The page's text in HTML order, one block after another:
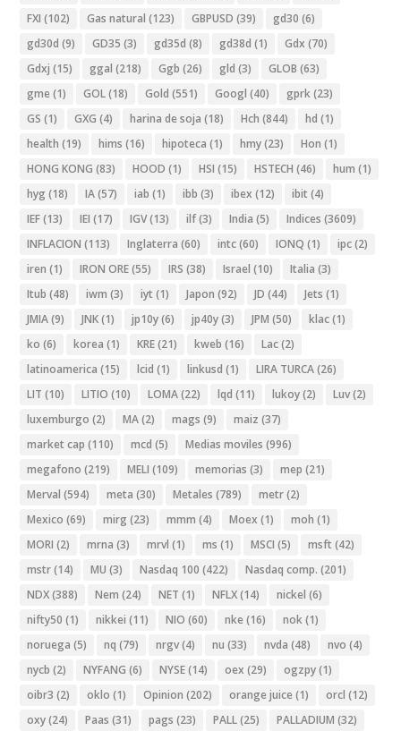
FXI (102) Gas natural (123) GBPUSD (39) gd30 (6)
gd30d (9) GD35 (3) gd35d (8) gd38d (1) Gdx (70)
Gdxj (15) ggal (218) Ggb (26) gld (3) GLOB (63)
gme (1) GOL(18) Gold (551) Googl (40) gprk(23)
GS (1) GXG (4) harina de soja (18) Hch (844) hd (1)
health (19) hims (16) hipoteca (1) hmy(23) Hon (1)
HONG KONG (83) HOOD (1) HSI (15) HSTECH (46) hum (1)
hyg (18) IA(57) iab (1) ibb (3) ibex (12) ibit (4)
IEF(13) IEI (17) IGV(13) ilf(3) India (5) Indices (3609)
INFLACION (113) Inglaterra (60) intc(60) IONQ (1) ipc(2)
iren (1) IRON ORE(55) IRS (38) Israel (10) Italia (3)
Itub (48) iwm (3) iyt (1) Japon (92) JD (44) Jets (1)
JMIA(9) JNK(1) jp10y(6) jp40y(3) JPM (50) klac(1)
ko (6) korea (1) KRE(21) kweb (16) Lac(2)
latinoamerica (15) lcid (1) linkusd (1) LIRA TURCA(26)
LIT (10) LITIO (10) LOMA(22) lqd (11) lukoy(2) Luv(2)
luxemburgo (2) MA(2) mags (9) maiz (37)
market cap (110) mcd (5) Medias moviles (996)
megafono (219) MELI (109) memorias (3) mep (21)
Merval (594) meta (30) Metales (789) metr(2)
Mexico (69) mirg (23) mmm (4) Moex (1) moh (1)
MORI (2) mrna (3) mrvl (1) ms (1) MSCI (5) msft (42)
mstr(14) MU (3) Nasdaq 100 (422) Nasdaq comp. (201)
NDX(388) Nem (24) NET (1) NFLX(14) nickel (6)
nifty50 (1) nikkei (11) NIO (60) nke (16) nok(1)
noruega (5) nq (79) nrgv(4) nu (33) nvda (48) nvo (4)
nycb (2) NYFANG (6) NYSE(14) oex (29) ogzpy(1)
oibr3 (2) oklo (1) Opinion (202) orange juice (1) orcl (12)
oxy(24) Paas (31) pags (23) PALL(25) PALLADIUM (32)